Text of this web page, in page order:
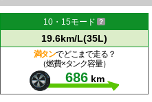
10・15モード
19.6km/L(35L)
満タンでどこまで走る？
（燃費×タンク容量）
686 km